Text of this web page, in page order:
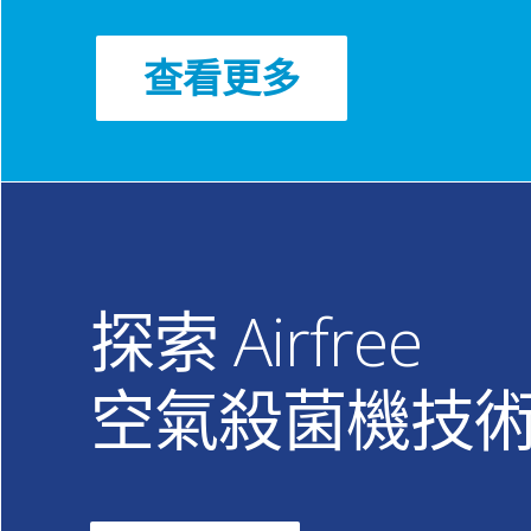
查看更多
探索 Airfree
空氣殺菌機技